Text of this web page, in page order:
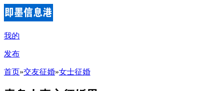
我的
发布
首页»交友征婚»女士征婚